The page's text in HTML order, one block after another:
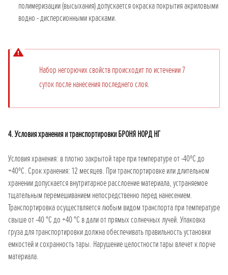
полимеризации (высыхания) допускается окраска покрытия акриловыми
водно - дисперсионными красками.
Набор негорючих свойств происходит по истечении 7
суток после нанесения последнего слоя.
4. Условия хранения и транспортировки БРОНЯ НОРД НГ
Условия хранения: в плотно закрытой таре при температуре от -40ºС до
+40ºС. Срок хранения: 12 месяцев. При транспортировке или длительном
хранении допускается внутритарное расслоение материала, устраняемое
тщательным перемешиванием непосредственно перед нанесением.
Транспортировка осуществляется любым видом транспорта при температуре
свыше от -40 °С до +40 °С в дали от прямых солнечных лучей. Упаковка
груза для транспортировки должна обеспечивать правильность установки
емкостей и сохранность тары. Нарушение целостности тары влечет к порче
материала.